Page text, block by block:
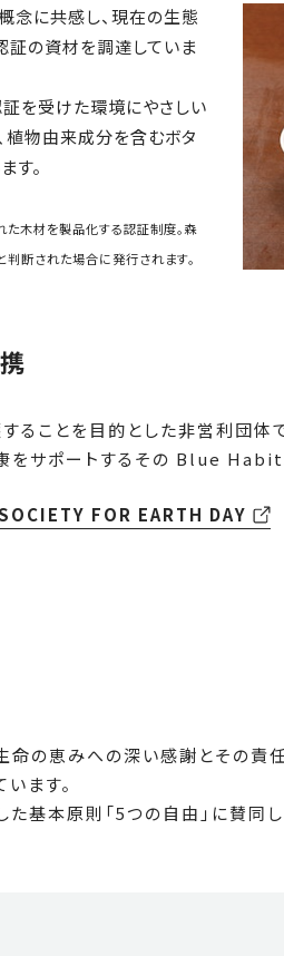
念に共感し、現在の生態
証の資材を調達していま
を受けた環境にやさしい
植物由来成分を含むボタ
す。
た木材を製品化する認証制度。森
断された場合に発行されます。
することを目的とした非営利
サポートするその Blue
FOR EARTH DAY
生命の恵みへの深い感謝とその
ます。
た基本原則「5つの自由」に賛